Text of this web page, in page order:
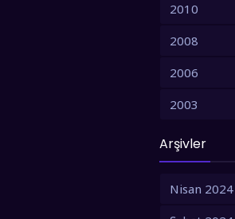
2010
2008
2006
2003
2001
Arşivler
Nisan 2024